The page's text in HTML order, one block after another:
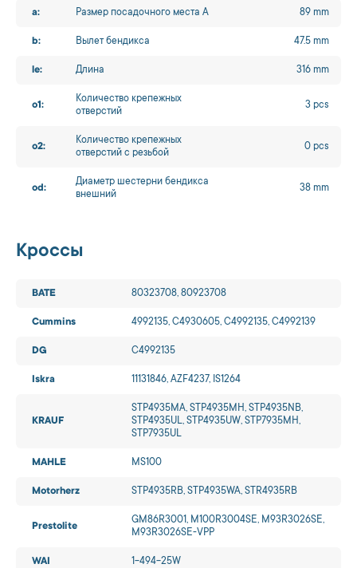
a: Размер посадочного места A 89 mm
b: Вылет бендикса 47.5 mm
le: Длина 316 mm
o1:
Количество крепежных
отверстий
3 pcs
o2:
Количество крепежных
отверстий с резьбой
0 pcs
od:
Диаметр шестерни бендикса
внешний
38 mm
Кроссы
BATE 80323708, 80923708
Cummins 4992135, C4930605, C4992135, C4992139
DG C4992135
Iskra 11131846, AZF4237, IS1264
KRAUF
STP4935MA, STP4935MH, STP4935NB,
STP4935UL, STP4935UW, STP7935MH,
STP7935UL
MAHLE MS100
Motorherz STP4935RB, STP4935WA, STR4935RB
Prestolite
GM86R3001, M100R3004SE, M93R3026SE,
M93R3026SE-VPP
WAI 1-494-25W